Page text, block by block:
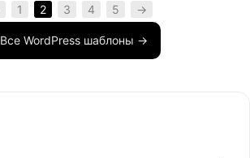
1 2 3 4 5 →
Все WordPress шаблоны →